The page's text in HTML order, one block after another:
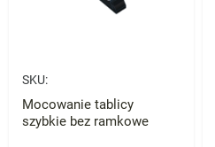
SKU:
Mocowanie tablicy
szybkie bez ramkowe